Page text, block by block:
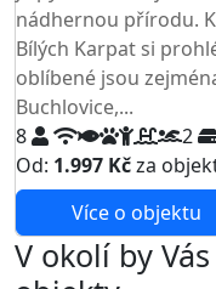
nádhernou přírodu.
Bílých Karpat si
oblíbené jsou
Buchlovice,...
8
2
Od: 1.997 Kčza
Více o objektu
V okolí by